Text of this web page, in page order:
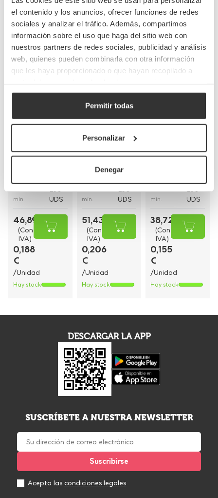
el contenido y los anuncios, ofrecer funciones de redes
sociales y analizar el tráfico. Además, compartimos
información sobre el uso que haga del sitio web con
nuestros partners de redes sociales, publicidad y análisis
web, quienes pueden combinarla con otra información
que les haya proporcionado o que hayan recopilado a
Permitir todas
Personalizar
Denegar
Completa tu pedido
kraft con asas
mín.
250
UDS
46,89 €
(Con
IVA)
0,188
€
/Unidad
Hay stock
blancas con asa
rizada
ReferenciaBP16BCO
mín.
250
UDS
51,43 €
(Con
IVA)
0,206
€
/Unidad
Hay stock
blancas asa
mín.
250
UDS
38,72 €
(Con
IVA)
0,155
€
/Unidad
Hay stock
DESCARGAR LA APP
SUSCRÍBETE A NUESTRA NEWSLETTER
Acepto las condiciones legales